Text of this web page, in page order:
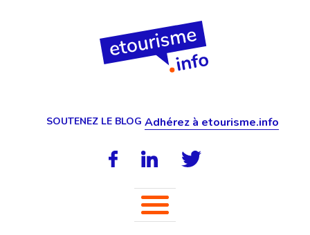
SOUTENEZ LE BLOG Adhérez à etourisme.info